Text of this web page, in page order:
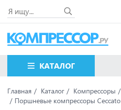
КАТАЛОГ
Главная Каталог Компрессоры
Поршневые компрессоры Ceccato